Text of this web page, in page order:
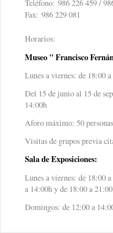
Teléfono: 986 226 459 /
Fax: 986 229 081
Horarios:
Museo " Francisco
Lunes a viernes: de 18:00
Del 15 de junio al 15 de
14:00h
Aforo máximo: 50 personas
Visitas de grupos previa
Sala de Exposiciones:
Lunes a viernes: de 18:00
a 14:00h y de 18:00 a
Domingos: de 12:00 a